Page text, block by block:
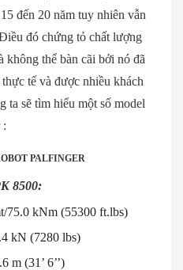
đến 20 năm tuy nhiên vẫn
đó chứng tỏ chất lượng
không thể bàn cãi bởi nó đã
tế và được nhiều khách
ta sẽ tìm hiểu một số model
:
PALFINGER
8500:
75.0 kNm (55300 ft.lbs)
kN (7280 lbs)
m (31’ 6’’)